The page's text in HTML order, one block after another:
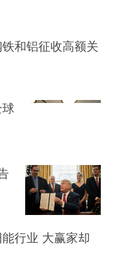
和铝征收高额关
行业 大赢家却